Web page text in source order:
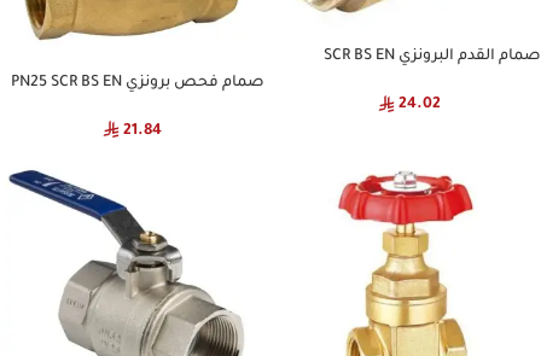
صمام القدم البرونزي SCR BS EN
24.02
صمام فحص برونزي PN25 SCR BS EN
21.84